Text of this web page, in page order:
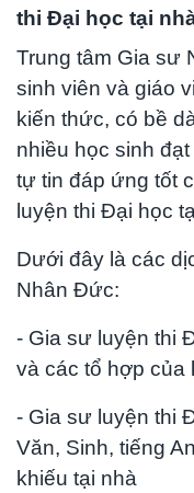
thi Đại học tại
Trung tâm Gia sư
sinh viên và giáo
kiến thức, có bề
nhiều học sinh
tự tin đáp ứng tốt
luyện thi Đại học
Dưới đây là các
Nhân Đức:
- Gia sư luyện thi
và các tổ hợp của
- Gia sư luyện thi
Văn, Sinh, tiếng
khiếu tại nhà